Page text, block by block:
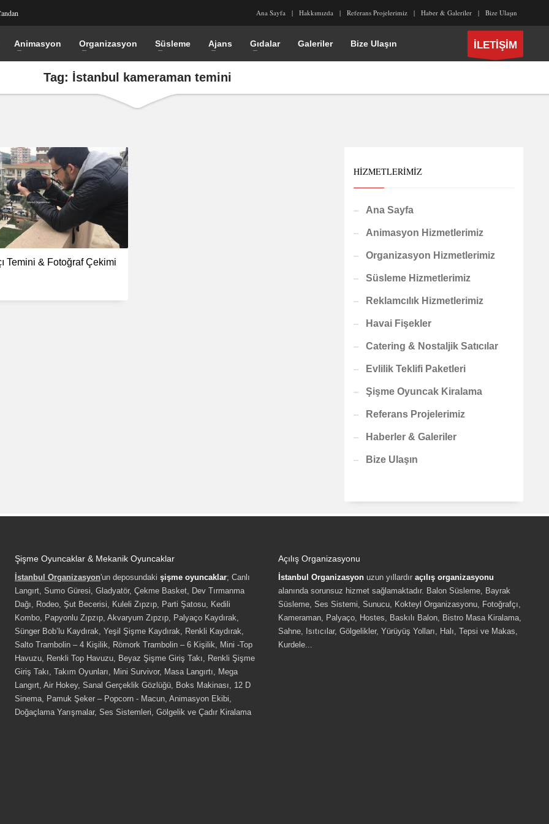
Ana Sayfa Hakkımızda Referans Projelerimiz Haber & Galeriler Bize Ulaşın
Animasyon Organizasyon Süsleme Ajans Gıdalar Galeriler Bize Ulaşın İLETİŞİM
Tag: İstanbul kameraman temini
Temini & Fotoğraf Çekimi
HIZMETLERIMIZ
Ana Sayfa
Animasyon Hizmetlerimiz
Organizasyon Hizmetlerimiz
Süsleme Hizmetlerimiz
Reklamcılık Hizmetlerimiz
Havai Fişekler
Catering & Nostaljik Satıcılar
Evlilik Teklifi Paketleri
Şişme Oyuncak Kiralama
Referans Projelerimiz
Haberler & Galeriler
Bize Ulaşın
Şişme Oyuncaklar & Mekanik Oyuncaklar
İstanbul Organizasyon'un deposundaki şişme oyuncaklar; Canlı
Langırt, Sumo Güresi, Gladyatör, Çekme Basket, Dev Tırmanma
Dağı, Rodeo, Şut Becerisi, Kuleli Zıpzıp, Parti Şatosu, Kedili
Kombo, Papyonlu Zıpzıp, Akvaryum Zıpzıp, Palyaço Kaydırak,
Sünger Bob’lu Kaydırak, Yeşil Şişme Kaydırak, Renkli Kaydırak,
Salto Trambolin – 4 Kişilik, Römork Trambolin – 6 Kişilik, Mini -Top
Havuzu, Renkli Top Havuzu, Beyaz Şişme Giriş Takı, Renkli Şişme
Giriş Takı, Takım Oyunları, Mini Survivor, Masa Langırtı, Mega
Langırt, Air Hokey, Sanal Gerçeklik Gözlüğü, Boks Makinası, 12 D
Sinema, Pamuk Şeker – Popcorn - Macun, Animasyon Ekibi,
Doğaçlama Yarışmalar, Ses Sistemleri, Gölgelik ve Çadır Kiralama
Açılış Organizasyonu
İstanbul Organizasyon uzun yıllardır açılış organizasyonu
alanında sorunsuz hizmet sağlamaktadır. Balon Süsleme, Bayrak
Süsleme, Ses Sistemi, Sunucu, Kokteyl Organizasyonu, Fotoğrafçı,
Kameraman, Palyaço, Hostes, Baskılı Balon, Bistro Masa Kiralama,
Sahne, Isıtıcılar, Gölgelikler, Yürüyüş Yolları, Halı, Tepsi ve Makas,
Kurdele...